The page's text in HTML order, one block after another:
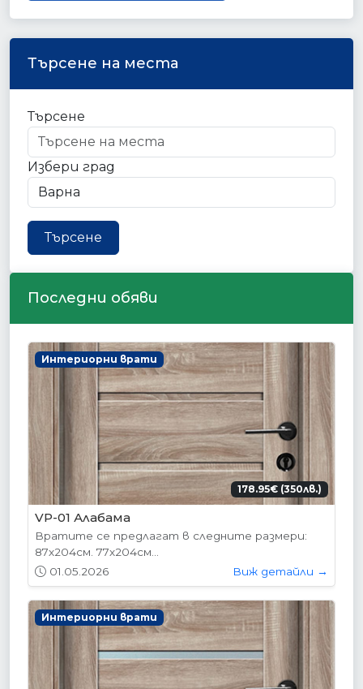
Търсене на места
Търсене
Избери град
Търсене
Последни обяви
Интериорни врати
178.95€ (350лв.)
VP-01 Алабама
Вратите се предлагат в следните размери:
87х204см. 77х204см...
01.05.2026
Виж детайли →
Интериорни врати